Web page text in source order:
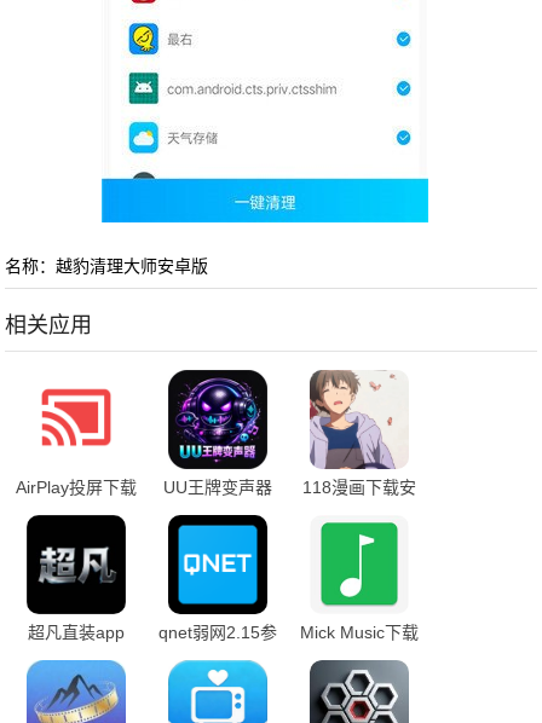
名称：越豹清理大师安卓版
相关应用
AirPlay投屏下载
UU王牌变声器
118漫画下载安
超凡直装app
qnet弱网2.15参
数最新版
Mick Music下载
最新版